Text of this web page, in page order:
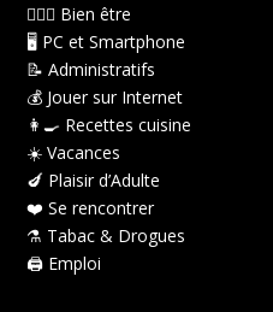
👩🏻‍⚕️ Bien être
🖥️ PC et Smartphone
📝 Administratifs
💰 Jouer sur Internet
👩‍🍳 Recettes cuisine
☀️ Vacances
🍆 Plaisir d’Adulte
❤️ Se rencontrer
⚗️ Tabac & Drogues
🖨️ Emploi